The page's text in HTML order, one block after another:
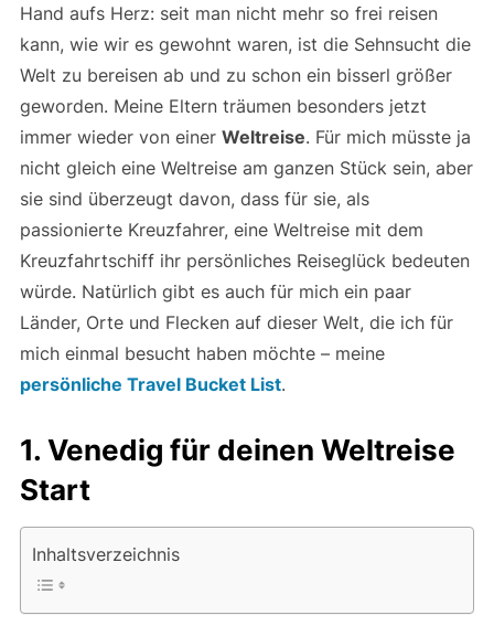
Hand aufs Herz: seit man nicht mehr so frei reisen
kann, wie wir es gewohnt waren, ist die Sehnsucht die
Welt zu bereisen ab und zu schon ein bisserl größer
geworden. Meine Eltern träumen besonders jetzt
immer wieder von einer Weltreise. Für mich müsste ja
nicht gleich eine Weltreise am ganzen Stück sein, aber
sie sind überzeugt davon, dass für sie, als
passionierte Kreuzfahrer, eine Weltreise mit dem
Kreuzfahrtschiff ihr persönliches Reiseglück bedeuten
würde. Natürlich gibt es auch für mich ein paar
Länder, Orte und Flecken auf dieser Welt, die ich für
mich einmal besucht haben möchte – meine
persönliche Travel Bucket List.
1. Venedig für deinen Weltreise
Start
Inhaltsverzeichnis